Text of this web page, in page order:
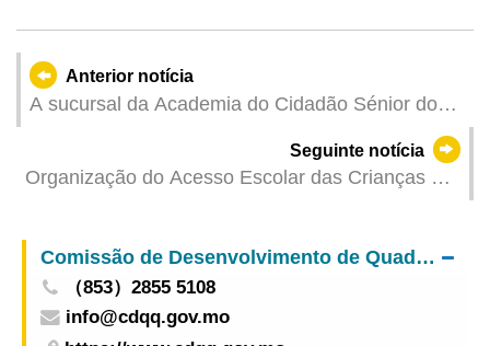
Anterior notícia
A sucursal da Academia do Cidadão Sénior do
recrutará novos alunos para cursos de duração
de quatro anos
Seguinte notícia
Organização do Acesso Escolar das Crianças ao
de 2020/2021
Comissão de Desenvolvimento de Quadros Qualificados
（853）2855 5108
info@cdqq.gov.mo